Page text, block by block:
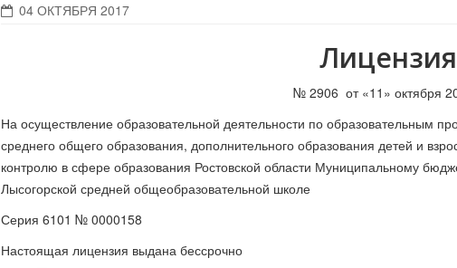
04 ОКТЯБРЯ 2017
Лицензия
№ 2906 от «11» октября
На осуществление образовательной деятельности по образовательным
среднего общего образования, дополнительного образования детей и
контролю в сфере образования Ростовской области Муниципальному
Лысогорской средней общеобразовательной школе
Серия 6101 № 0000158
Настоящая лицензия выдана бессрочно